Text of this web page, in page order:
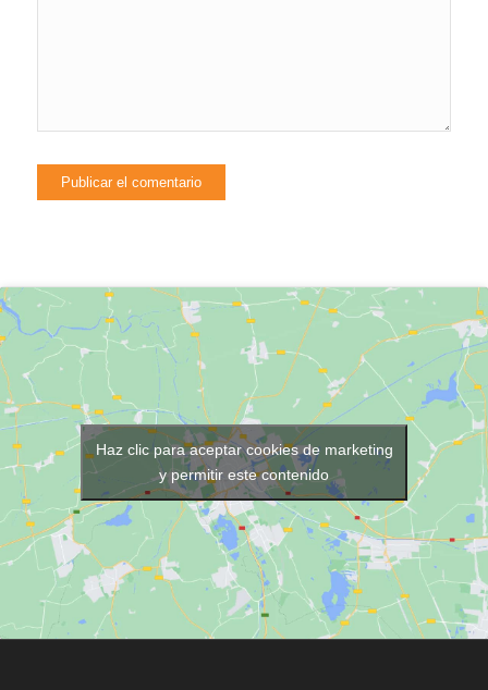
Haz clic para aceptar cookies de marketing
y permitir este contenido